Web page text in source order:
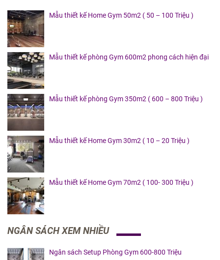
Mẫu thiết kế Home Gym 50m2 ( 50 – 100 Triệu )
Mẫu thiết kế phòng Gym 600m2 phong cách hiện đại
Mẫu thiết kế phòng Gym 350m2 ( 600 – 800 Triệu )
Mẫu thiết kế Home Gym 30m2 ( 10 – 20 Triệu )
Mẫu thiết kế Home Gym 70m2 ( 100- 300 Triệu )
NGÂN SÁCH XEM NHIỀU
Ngân sách Setup Phòng Gym 600-800 Triệu